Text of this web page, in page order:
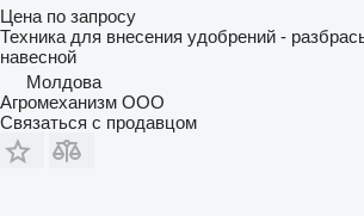
Цена по запросу
Техника для внесения удобрений -
навесной
Молдова
Агромеханизм ООО
Связаться с продавцом